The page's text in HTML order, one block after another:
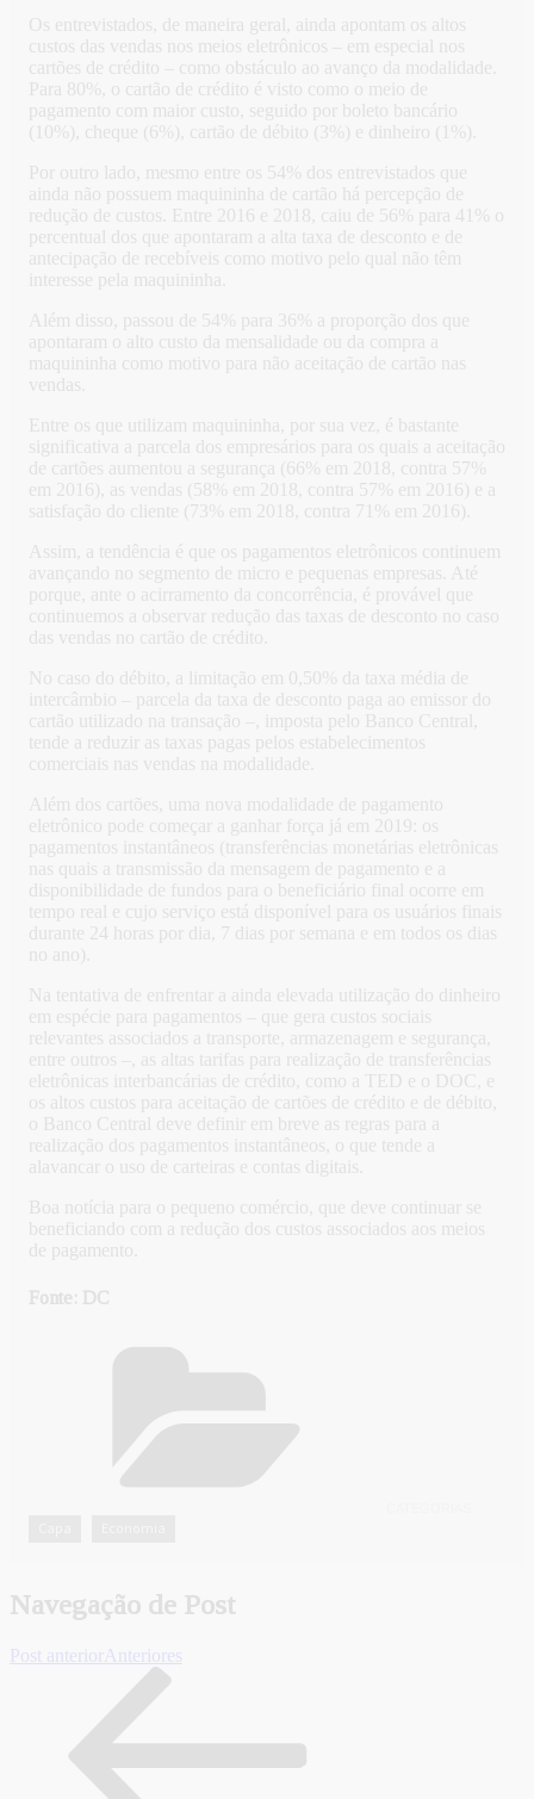
Os entrevistados, de maneira geral, ainda apontam os altos
custos das vendas nos meios eletrônicos – em especial nos
cartões de crédito – como obstáculo ao avanço da modalidade.
Para 80%, o cartão de crédito é visto como o meio de
pagamento com maior custo, seguido por boleto bancário
(10%), cheque (6%), cartão de débito (3%) e dinheiro (1%).
Por outro lado, mesmo entre os 54% dos entrevistados que
ainda não possuem maquininha de cartão há percepção de
redução de custos. Entre 2016 e 2018, caiu de 56% para 41% o
percentual dos que apontaram a alta taxa de desconto e de
antecipação de recebíveis como motivo pelo qual não têm
interesse pela maquininha.
Além disso, passou de 54% para 36% a proporção dos que
apontaram o alto custo da mensalidade ou da compra a
maquininha como motivo para não aceitação de cartão nas
vendas.
Entre os que utilizam maquininha, por sua vez, é bastante
significativa a parcela dos empresários para os quais a aceitação
de cartões aumentou a segurança (66% em 2018, contra 57%
em 2016), as vendas (58% em 2018, contra 57% em 2016) e a
satisfação do cliente (73% em 2018, contra 71% em 2016).
Assim, a tendência é que os pagamentos eletrônicos continuem
avançando no segmento de micro e pequenas empresas. Até
porque, ante o acirramento da concorrência, é provável que
continuemos a observar redução das taxas de desconto no caso
das vendas no cartão de crédito.
No caso do débito, a limitação em 0,50% da taxa média de
intercâmbio – parcela da taxa de desconto paga ao emissor do
cartão utilizado na transação –, imposta pelo Banco Central,
tende a reduzir as taxas pagas pelos estabelecimentos
comerciais nas vendas na modalidade.
Além dos cartões, uma nova modalidade de pagamento
eletrônico pode começar a ganhar força já em 2019: os
pagamentos instantâneos (transferências monetárias eletrônicas
nas quais a transmissão da mensagem de pagamento e a
disponibilidade de fundos para o beneficiário final ocorre em
tempo real e cujo serviço está disponível para os usuários finais
durante 24 horas por dia, 7 dias por semana e em todos os dias
no ano).
Na tentativa de enfrentar a ainda elevada utilização do dinheiro
em espécie para pagamentos – que gera custos sociais
relevantes associados a transporte, armazenagem e segurança,
entre outros –, as altas tarifas para realização de transferências
eletrônicas interbancárias de crédito, como a TED e o DOC, e
os altos custos para aceitação de cartões de crédito e de débito,
o Banco Central deve definir em breve as regras para a
realização dos pagamentos instantâneos, o que tende a
alavancar o uso de carteiras e contas digitais.
Boa notícia para o pequeno comércio, que deve continuar se
beneficiando com a redução dos custos associados aos meios
de pagamento.
Fonte: DC
Navegação de Post
Post anterior Anteriores